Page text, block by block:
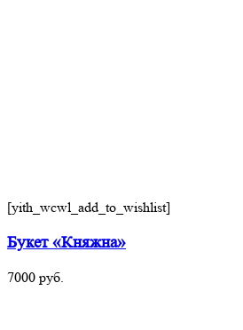
[yith_wcwl_add_to_wishlist]
Букет «Княжна»
7000 руб.